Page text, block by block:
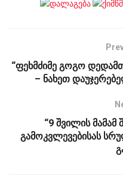
“ფეხმძიმე გოგო
– ნახეთ
“9 შვილის მამამ
გამოკვლევებისას